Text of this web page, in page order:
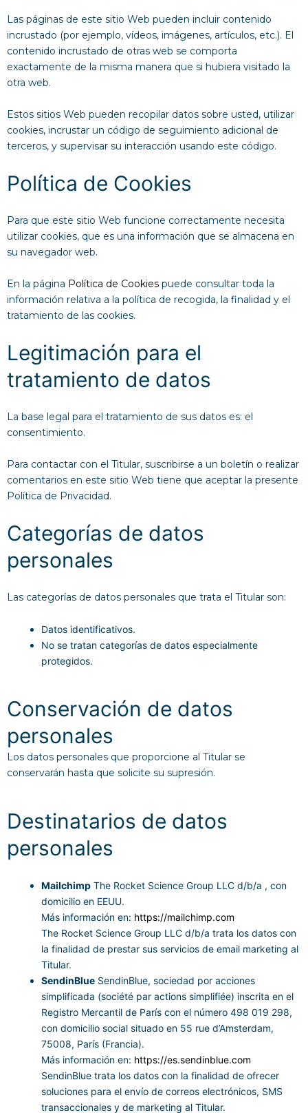
Las páginas de este sitio Web pueden incluir contenido
incrustado (por ejemplo, vídeos, imágenes, artículos, etc.). El
contenido incrustado de otras web se comporta
exactamente de la misma manera que si hubiera visitado la
otra web.
Estos sitios Web pueden recopilar datos sobre usted, utilizar
cookies, incrustar un código de seguimiento adicional de
terceros, y supervisar su interacción usando este código.
Política de Cookies
Para que este sitio Web funcione correctamente necesita
utilizar cookies, que es una información que se almacena en
su navegador web.
En la página Política de Cookies puede consultar toda la
información relativa a la política de recogida, la finalidad y el
tratamiento de las cookies.
Legitimación para el
tratamiento de datos
La base legal para el tratamiento de sus datos es: el
consentimiento.
Para contactar con el Titular, suscribirse a un boletín o realizar
comentarios en este sitio Web tiene que aceptar la presente
Política de Privacidad.
Categorías de datos
personales
Las categorías de datos personales que trata el Titular son:
Datos identificativos.
No se tratan categorías de datos especialmente
protegidos.
Conservación de datos
personales
Los datos personales que proporcione al Titular se
conservarán hasta que solicite su supresión.
Destinatarios de datos
personales
Mailchimp The Rocket Science Group LLC d/b/a , con
domicilio en EEUU.
Más información en: https://mailchimp.com
The Rocket Science Group LLC d/b/a trata los datos con
la finalidad de prestar sus servicios de email marketing al
Titular.
SendinBlue SendinBlue, sociedad por acciones
simplificada (société par actions simplifiée) inscrita en el
Registro Mercantil de París con el número 498 019 298,
con domicilio social situado en 55 rue d’Amsterdam,
75008, París (Francia).
Más información en: https://es.sendinblue.com
SendinBlue trata los datos con la finalidad de ofrecer
soluciones para el envío de correos electrónicos, SMS
transaccionales y de marketing al Titular.